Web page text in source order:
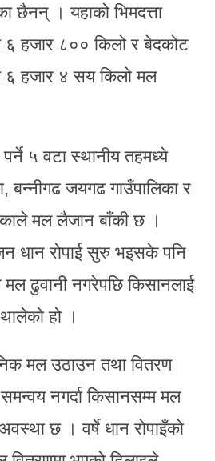
छैनन् । यहाको भिमदत्ता
हजार ८०० किलो र बेदकोट
६ हजार ४ सय किलो मल
५ वटा स्थानीय तहमध्ये
बन्नीगढ जयगढ गाउँपालिका र
मल लैजान बाँकी छ ।
धान रोपाई सुरु भइसके पनि
ढुवानी नगरेपछि किसानलाई
हो ।
मल उठाउन तथा वितरण
नगर्दा किसानसम्म मल
छ । वर्षे धान रोपाइँको